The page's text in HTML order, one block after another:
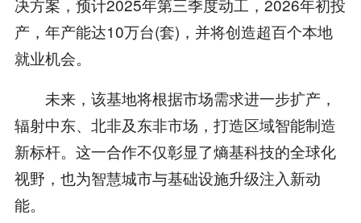
产，年产能达10万台(套)，并将创造超百个本地
就业机会。
未来，该基地将根据市场需求进一步扩产，
辐射中东、北非及东非市场，打造区域智能制造
新标杆。这一合作不仅彰显了熵基科技的全球化
视野，也为智慧城市与基础设施升级注入新动
能。